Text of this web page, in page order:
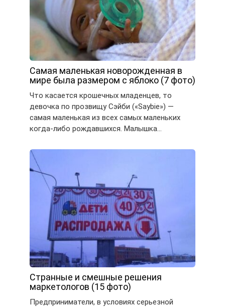
Самая маленькая новорожденная в
мире была размером с яблоко (7 фото)
Что касается крошечных младенцев, то
девочка по прозвищу Сэйби («Saybie») —
самая маленькая из всех самых маленьких
когда-либо рождавшихся. Малышка…
Странные и смешные решения
маркетологов (15 фото)
Предприниматели, в условиях серьезной